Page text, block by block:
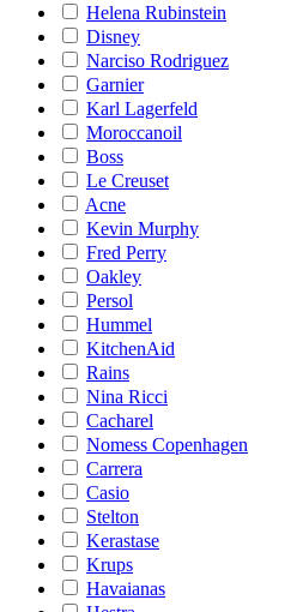
Helena Rubinstein
Disney
Narciso Rodriguez
Garnier
Karl Lagerfeld
Moroccanoil
Boss
Le Creuset
Acne
Kevin Murphy
Fred Perry
Oakley
Persol
Hummel
KitchenAid
Rains
Nina Ricci
Cacharel
Nomess Copenhagen
Carrera
Casio
Stelton
Kerastase
Krups
Havaianas